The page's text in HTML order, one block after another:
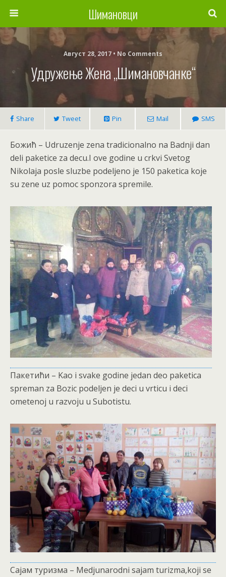
Шимановци
Август 28, 2017 • No Comments
Удружење Жена „Шимановчанке“
Share Tweet Pin Mail SMS
Божић – Udruzenje zena tradicionalno na Badnji dan
deli paketice za decu.I ove godine u crkvi Svetog
Nikolaja posle sluzbe podeljeno je 150 paketica koje
su zene uz pomoc sponzora spremile.
Пакетићи – Kao i svake godine jedan deo paketica
spreman za Bozic podeljen je deci u vrticu i deci
ometenoj u razvoju u Subotistu.
Сајам туризма – Medjunarodni sajam turizma,koji se